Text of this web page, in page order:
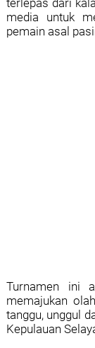
media untuk
pemain asal
Turnamen ini
memajukan
tanggu, unggul
Kepulauan